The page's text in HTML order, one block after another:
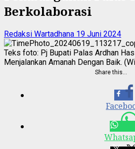
Berkolaborasi
Redaksi Wartadhana 19 Juni 2024
Teks foto: Pj Bupati Palas Ardhan
Menjalankan Amanah Dengan Baik.
Share this…